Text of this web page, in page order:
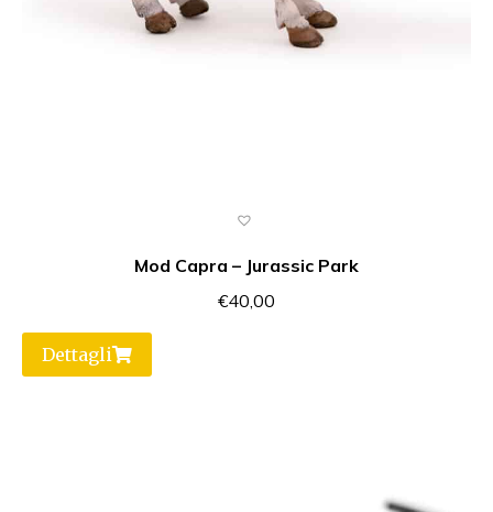
Mod Capra – Jurassic Park
€40,00
Dettagli